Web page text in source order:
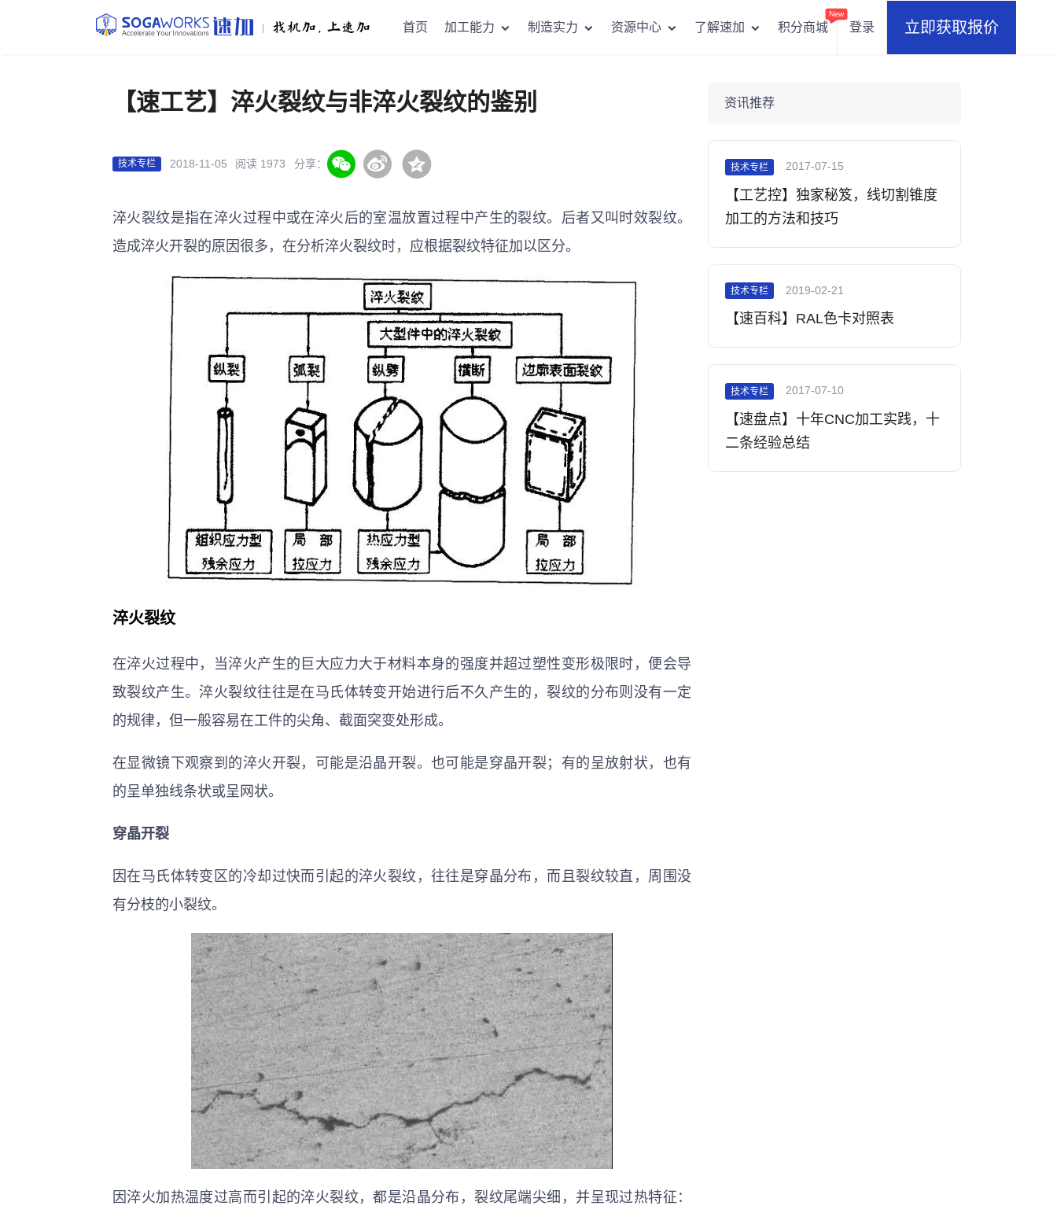
首页 加工能力 制造实力 资源中心 了解速加 积分商城
New
登录 立即获取报价
【速工艺】淬火裂纹与非淬火裂纹的鉴别
技术专栏 2018-11-05 阅读 1973 分享：
淬火裂纹是指在淬火过程中或在淬火后的室温放置过程中产生的裂纹。后者又叫时效裂纹。
造成淬火开裂的原因很多，在分析淬火裂纹时，应根据裂纹特征加以区分。
淬火裂纹
在淬火过程中，当淬火产生的巨大应力大于材料本身的强度并超过塑性变形极限时，便会导
致裂纹产生。淬火裂纹往往是在马氏体转变开始进行后不久产生的，裂纹的分布则没有一定
的规律，但一般容易在工件的尖角、截面突变处形成。
在显微镜下观察到的淬火开裂，可能是沿晶开裂。也可能是穿晶开裂；有的呈放射状，也有
的呈单独线条状或呈网状。
穿晶开裂
因在马氏体转变区的冷却过快而引起的淬火裂纹，往往是穿晶分布，而且裂纹较直，周围没
有分枝的小裂纹。
因淬火加热温度过高而引起的淬火裂纹，都是沿晶分布，裂纹尾端尖细，并呈现过热特征：
资讯推荐
技术专栏 2017-07-15
【工艺控】独家秘笈，线切割锥度
加工的方法和技巧
技术专栏 2019-02-21
【速百科】RAL色卡对照表
技术专栏 2017-07-10
【速盘点】十年CNC加工实践，十
二条经验总结